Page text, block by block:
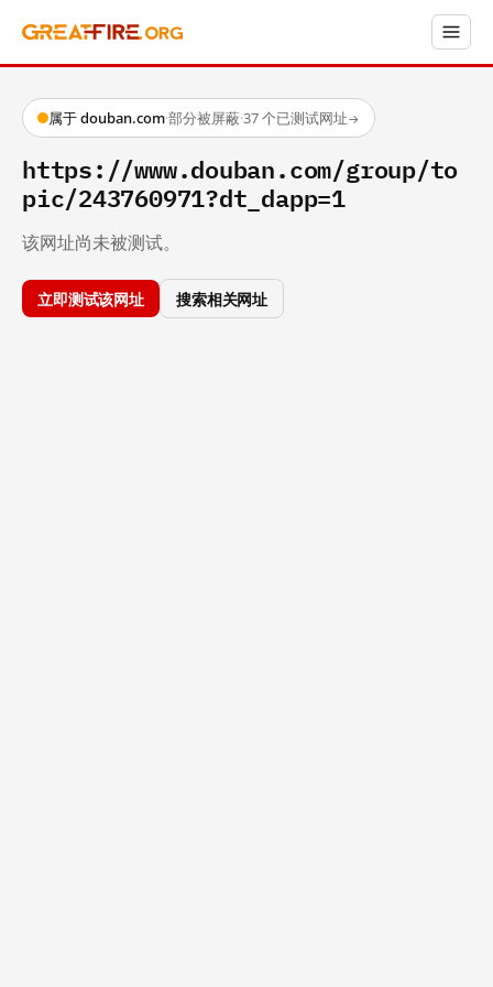
属于 douban.com·部分被屏蔽·37 个已测试网址→
https://www.douban.com/group/to
pic/243760971?dt_dapp=1
该网址尚未被测试。
立即测试该网址 搜索相关网址